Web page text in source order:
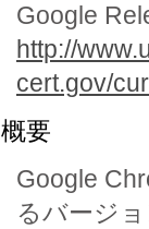
Google
http://
cert.gov/
概要
Google
るバージ